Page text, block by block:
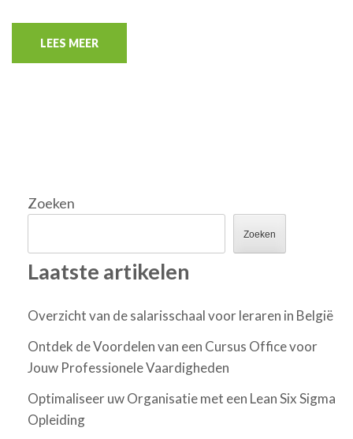
LEES MEER
Zoeken
Zoeken
Laatste artikelen
Overzicht van de salarisschaal voor leraren in België
Ontdek de Voordelen van een Cursus Office voor
Jouw Professionele Vaardigheden
Optimaliseer uw Organisatie met een Lean Six Sigma
Opleiding